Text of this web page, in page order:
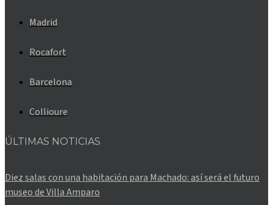
Madrid
Rocafort
Barcelona
Collioure
ÚLTIMAS NOTICIAS
Diez salas con una habitación para Machado: así será el futuro
museo de Villa Amparo